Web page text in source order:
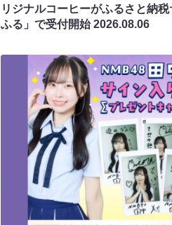
リジナルコーヒーがふるさと納
ふる」で受付開始2026.08.06